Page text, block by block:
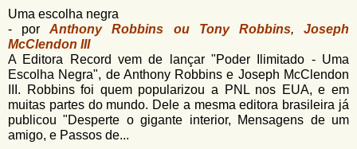
Uma escolha negra
- por
Anthony Robbins ou Tony Robbins,Joseph
McClendon III
A Editora Record vem de lançar "Poder Ilimitado - Uma
Escolha Negra", de Anthony Robbins e Joseph McClendon
III. Robbins foi quem popularizou a PNL nos EUA, e em
muitas partes do mundo. Dele a mesma editora brasileira já
publicou "Desperte o gigante interior, Mensagens de um
amigo, e Passos de...